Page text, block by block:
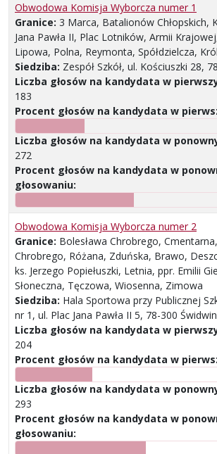
Obwodowa Komisja Wyborcza numer 1
Granice: 3 Marca, Batalionów Chłopskich,
Jana Pawła II, Plac Lotników, Armii
Lipowa, Polna, Reymonta, Spółdzielcza,
Siedziba: Zespół Szkół, ul. Kościuszki 28,
Liczba głosów na kandydata w
183
Procent głosów na kandydata w
Liczba głosów na kandydata w
272
Procent głosów na kandydata w
głosowaniu:
Obwodowa Komisja Wyborcza numer 2
Granice: Bolesława Chrobrego,
Chrobrego, Różana, Zduńska, Brawo,
ks. Jerzego Popiełuszki, Letnia, ppr. Emilii
Słoneczna, Tęczowa, Wiosenna, Zimowa
Siedziba: Hala Sportowa przy Publicznej
nr 1, ul. Plac Jana Pawła II 5, 78-300 Świdwin
Liczba głosów na kandydata w
204
Procent głosów na kandydata w
Liczba głosów na kandydata w
293
Procent głosów na kandydata w
głosowaniu: